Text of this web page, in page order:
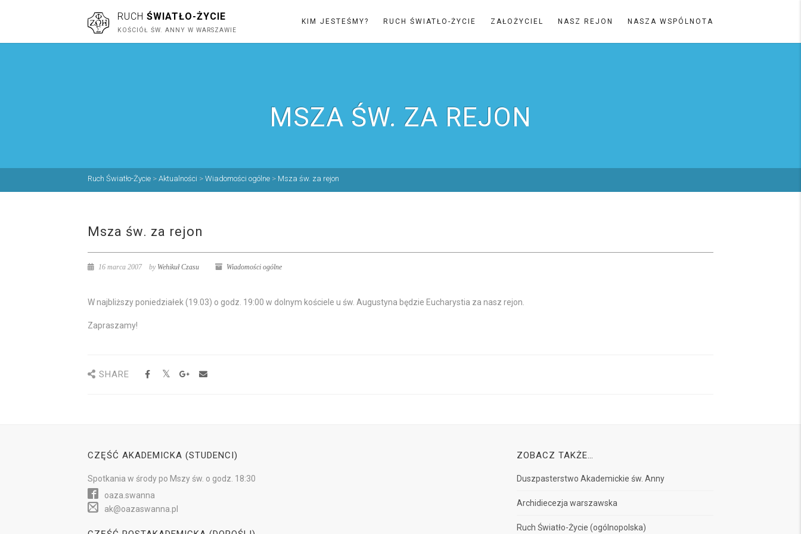
RUCH ŚWIATŁO-ŻYCIE
KOŚCIÓŁ ŚW. ANNY W WARSZAWIE
KIM JESTEŚMY? RUCH ŚWIATŁO-ŻYCIE ZAŁOŻYCIEL NASZ REJON NASZA WSPÓLNOTA
MSZA ŚW. ZA REJON
Ruch Światło-Życie > Aktualności > Wiadomości ogólne > Msza św. za rejon
Msza św. za rejon
16 marca 2007 by Wehikuł Czasu Wiadomości ogólne
W najbliższyponiedziałek (19.03) o godz. 19:00 w dolnym kościele u św. Augustyna będzie Eucharystia za nasz rejon.
Zapraszamy!
SHARE
CZĘŚĆ AKADEMICKA (STUDENCI)
Spotkania w środypo Mszy św. o godz. 18:30
oaza.swanna
ak@oazaswanna.pl
ZOBACZ TAKŻE…
Duszpasterstwo Akademickie św. Anny
Archidiecezja warszawska
Ruch Światło-Życie (ogólnopolska)